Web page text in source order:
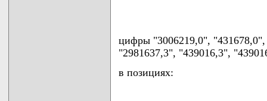
цифры "3006219,0",
"2981637,3", "439016,3",
в позициях: